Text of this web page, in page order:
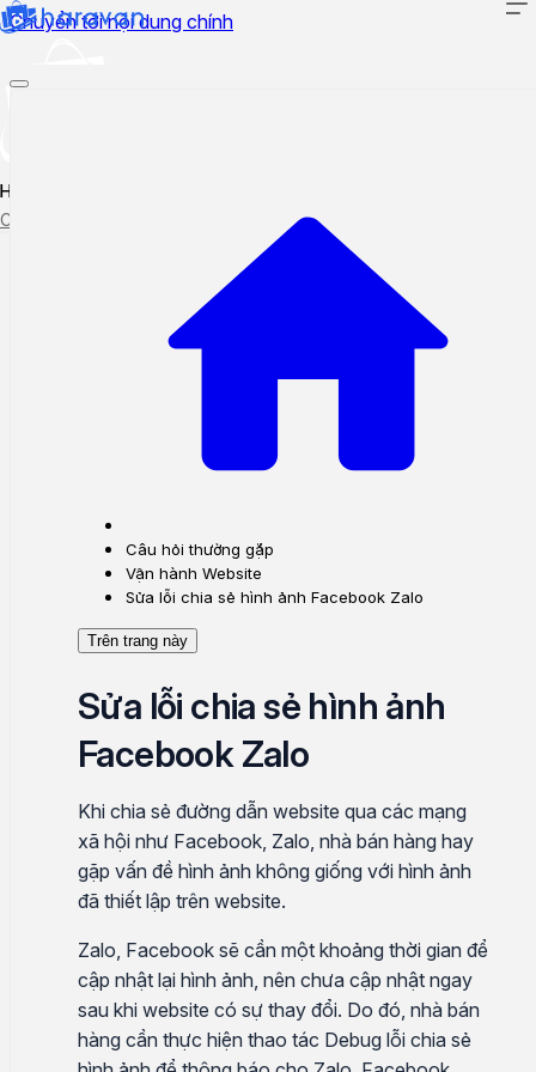
Chuyển tới nội dung chính
Hướng dẫn sử dụng
Cập nhật tính năng mới
Theo dõi ticket
Câu hỏi thường gặp
Vận hành Website
Sửa lỗi chia sẻ hình ảnh Facebook Zalo
Trên trang này
Sửa lỗi chia sẻ hình ảnh
Facebook Zalo
Khi chia sẻ đường dẫn website qua các mạng
xã hội như Facebook, Zalo, nhà bán hàng hay
gặp vấn đề hình ảnh không giống với hình ảnh
đã thiết lập trên website.
Zalo, Facebook sẽ cần một khoảng thời gian để
cập nhật lại hình ảnh, nên chưa cập nhật ngay
sau khi website có sự thay đổi. Do đó, nhà bán
hàng cần thực hiện thao tác Debug lỗi chia sẻ